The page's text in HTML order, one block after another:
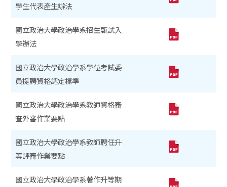
學生代表產生辦法
國立政治大學政治學系招生甄試入
學辦法
國立政治大學政治學系學位考試委
員提聘資格認定標準
國立政治大學政治學系教師資格審
查外審作業要點
國立政治大學政治學系教師聘任升
等評審作業要點
國立政治大學政治學系著作升等期